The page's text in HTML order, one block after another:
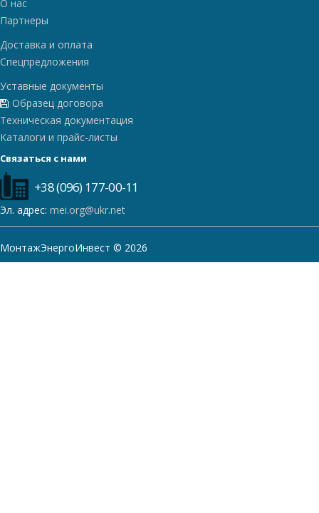
О нас
Партнеры
Доставка и оплата
Спецпредложения
Уставные документы
Образец договора
Техническая документация
Каталоги и прайс-листы
Связаться с нами
+38 (096) 177-00-11
Эл. адрес: mei.org@ukr.net
МонтажЭнергоИнвест © 2026